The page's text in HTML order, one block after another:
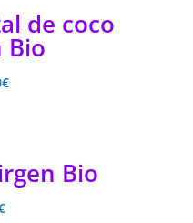
de coco
Bio
€
Bio